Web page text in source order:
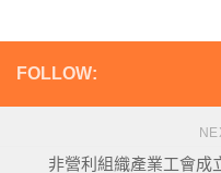
FOLLOW:
非營利組織產業工會成